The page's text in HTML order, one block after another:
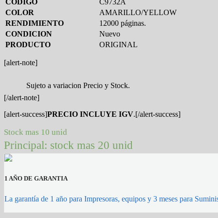
COLOR
AMARILLO/YELLOW
RENDIMIENTO
12000 páginas.
CONDICION
Nuevo
PRODUCTO
ORIGINAL
[alert-note]
Sujeto a variacion Precio y Stock.
[/alert-note]
[alert-success]PRECIO INCLUYE IGV.[/alert-success]
Stock mas 10 unid
Principal: stock mas 20 unid
1 AÑO DE GARANTIA
La garantía de 1 año para Impresoras, equipos y 3 meses para